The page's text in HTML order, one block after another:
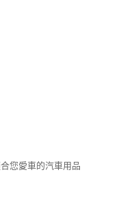
您愛車的汽車用品